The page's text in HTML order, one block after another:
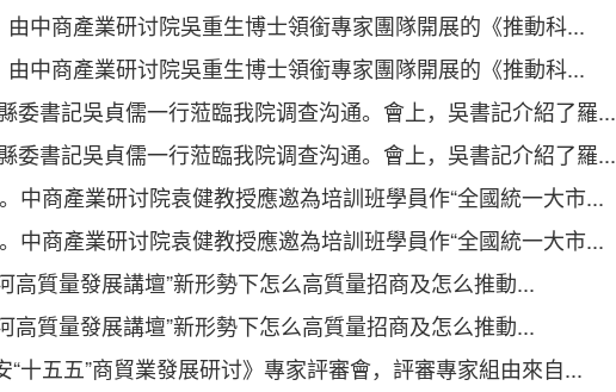
中商產業研讨院吳重生博士領銜專家團隊開展的《推動科...
中商產業研讨院吳重生博士領銜專家團隊開展的《推動科...
書記吳貞儒一行蒞臨我院调查沟通。會上，吳書記介紹了羅...
書記吳貞儒一行蒞臨我院调查沟通。會上，吳書記介紹了羅...
商產業研讨院袁健教授應邀為培訓班學員作“全國統一大市...
商產業研讨院袁健教授應邀為培訓班學員作“全國統一大市...
質量發展講壇”新形勢下怎么高質量招商及怎么推動...
質量發展講壇”新形勢下怎么高質量招商及怎么推動...
五五”商貿業發展研讨》專家評審會，評審專家組由來自...